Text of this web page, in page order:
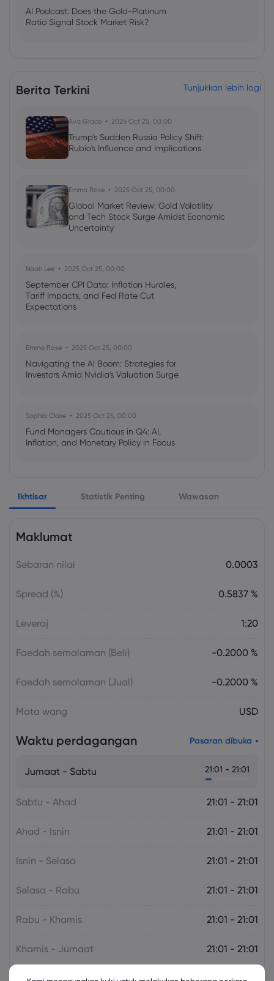
AI Podcast: Does the Gold-Platinum
Ratio Signal Stock Market Risk?
Berita Terkini Tunjukkan lebih lagi
Ava Grace 2025 Oct 25, 00:00
Trump's Sudden Russia Policy Shift:
Rubio's Influence and Implications
Emma Rose 2025 Oct 25, 00:00
Global Market Review: Gold Volatility
and Tech Stock Surge Amidst Economic
Uncertainty
Noah Lee 2025 Oct 25, 00:00
September CPI Data: Inflation Hurdles,
Tariff Impacts, and Fed Rate Cut
Expectations
Emma Rose 2025 Oct 25, 00:00
Navigating the AI Boom: Strategies for
Investors Amid Nvidia's Valuation Surge
Sophia Claire 2025 Oct 25, 00:00
Fund Managers Cautious in Q4: AI,
Inflation, and Monetary Policy in Focus
US Government Shutdown Threatens
October Inflation Data Release
US-EU Relations: Russia Sanctions Unite
Emma Rose
Overheating, U.S. Trade Policy Risk
Ikhtisar Statistik Penting Wawasan
Maklumat
Sebaran nilai 0.0003
Spread (%) 0.5837 %
Leveraj 1:20
Faedah semalaman (Beli) -0.2000 %
Faedah semalaman (Jual) -0.2000 %
Mata wang USD
Waktu perdagangan Pasaran dibuka
Jumaat - Sabtu 21:01 - 21:01
Sabtu - Ahad 21:01 - 21:01
Ahad - Isnin 21:01 - 21:01
Isnin - Selasa 21:01 - 21:01
Selasa - Rabu 21:01 - 21:01
Rabu - Khamis 21:01 - 21:01
Khamis - Jumaat 21:01 - 21:01